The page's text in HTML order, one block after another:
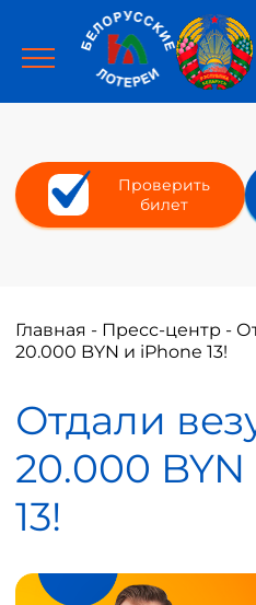
Проверить
билет
Главная - Пресс-центр -
20.000 BYN и iPhone 13!
Отдали
20.000
13!